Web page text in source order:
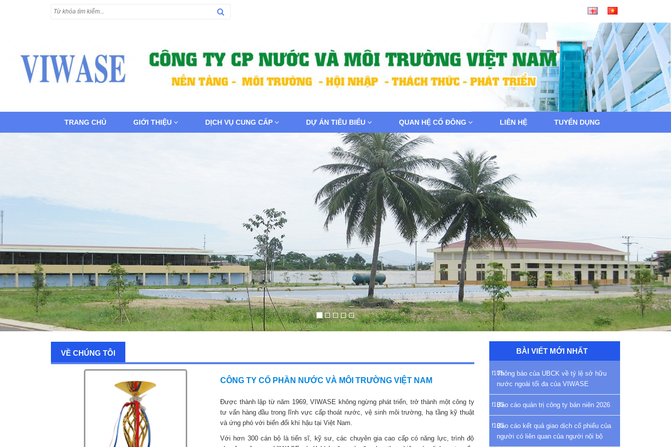
TRANG CHỦ GIỚI THIỆU DỊCH VỤ CUNG CẤP DỰ ÁN TIÊU BIỂU QUAN HỆ CỔ ĐÔNG LIÊN HỆ TUYỂN DỤNG
VỀ CHÚNG TÔI
CÔNG TY CỔ PHẦN NƯỚC VÀ MÔI TRƯỜNG VIỆT NAM
Được thành lập từ năm 1969, VIWASE không ngừng phát triển, trở thành một công ty
tư vấn hàng đầu trong lĩnh vực cấp thoát nước, vệ sinh môi trường, hạ tầng kỹ thuật
và ứng phó với biến đổi khí hậu tại Việt Nam.
Với hơn 300 cán bộ là tiến sĩ, kỹ sư, các chuyên gia cao cấp có năng lực, trình độ
BÀI VIẾT MỚI NHẤT
Thông báo của UBCK về tỷ lệ sở hữu
nước ngoài tối đa của VIWASE
Báo cáo quản trị công ty bán niên 2026
Báo cáo kết quả giao dịch cổ phiếu của
người có liên quan của người nội bộ